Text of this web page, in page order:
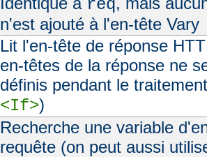
req
n'est ajouté à l'en-tête Vary
Lit l'en-tête de réponse
en-têtes de la réponse ne
définis pendant le
<If>)
Recherche une variable
requête (on peut aussi